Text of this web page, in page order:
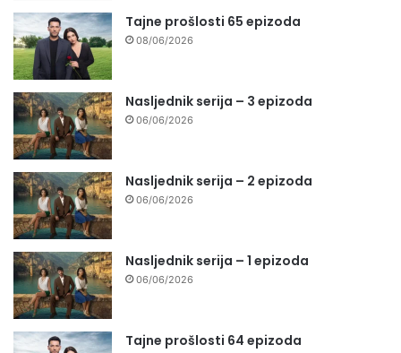
Tajne prošlosti 65 epizoda
08/06/2026
Nasljednik serija – 3 epizoda
06/06/2026
Nasljednik serija – 2 epizoda
06/06/2026
Nasljednik serija – 1 epizoda
06/06/2026
Tajne prošlosti 64 epizoda